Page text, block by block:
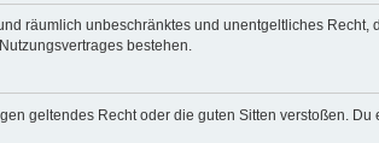
räumlich unbeschränktes und unentgeltliches
bestehen.
geltendes Recht oder die guten Sitten verstoßen.